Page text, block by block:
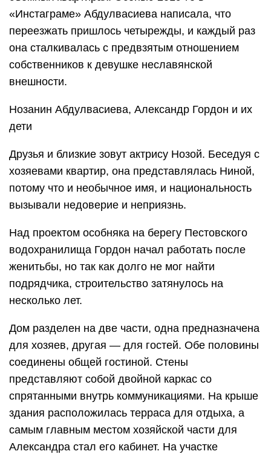
«Инстаграме» Абдулвасиева написала, что
переезжать пришлось четырежды, и каждый раз
она сталкивалась с предвзятым отношением
собственников к девушке неславянской
внешности.
Нозанин Абдулвасиева, Александр Гордон и их
дети
Друзья и близкие зовут актрису Нозой. Беседуя с
хозяевами квартир, она представлялась Ниной,
потому что и необычное имя, и национальность
вызывали недоверие и неприязнь.
Над проектом особняка на берегу Пестовского
водохранилища Гордон начал работать после
женитьбы, но так как долго не мог найти
подрядчика, строительство затянулось на
несколько лет.
Дом разделен на две части, одна предназначена
для хозяев, другая — для гостей. Обе половины
соединены общей гостиной. Стены
представляют собой двойной каркас со
спрятанными внутрь коммуникациями. На крыше
здания расположилась терраса для отдыха, а
самым главным местом хозяйской части для
Александра стал его кабинет. На участке